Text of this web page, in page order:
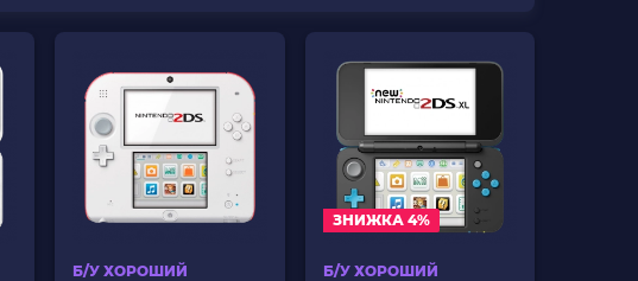
Б/У ХОРОШИЙ
ЗНИЖКА 4%
Б/У ХОРОШИЙ